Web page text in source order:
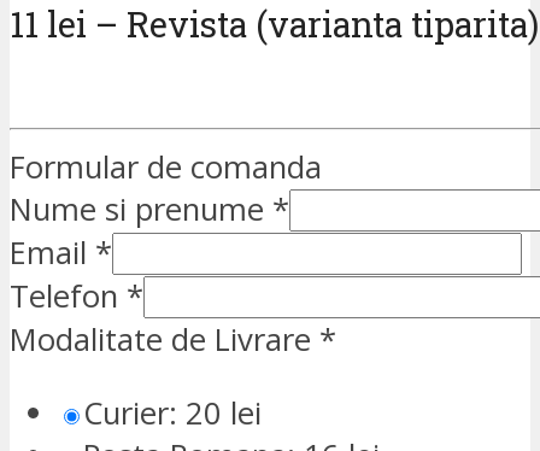
11 lei – Revista (varianta tiparita)
Formular de comanda
Nume si prenume *
Email *
Telefon *
Modalitate de Livrare *
Curier: 20 lei